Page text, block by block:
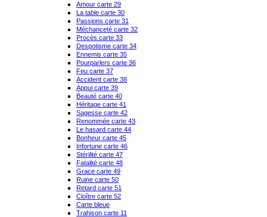
Amour carte 29
La table carte 30
Passions carte 31
Méchanceté carte 32
Procès carte 33
Despotisme carte 34
Ennemis carte 35
Pourparlers carte 36
Feu carte 37
Accident carte 38
Appui carte 39
Beauté carte 40
Héritage carte 41
Sagesse carte 42
Renommée carte 43
Le hasard carte 44
Bonheur carte 45
Infortune carte 46
Stérilité carte 47
Fatalité carte 48
Grace carte 49
Ruine carte 50
Retard carte 51
Cloître carte 52
Carte bleue
Trahison carte 11